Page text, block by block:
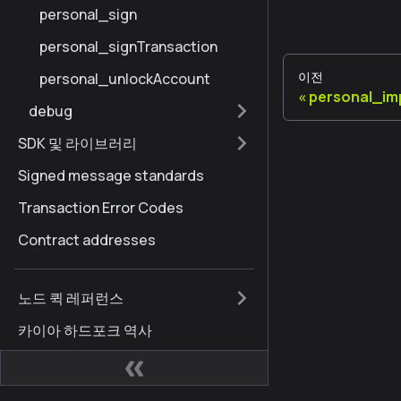
personal_sign
personal_signTransaction
personal_unlockAccount
debug
SDK 및 라이브러리
Signed message standards
Transaction Error Codes
Contract addresses
노드 퀵 레퍼런스
카이아 하드포크 역사
핀시아에서 Kaia로 옮기기
이전